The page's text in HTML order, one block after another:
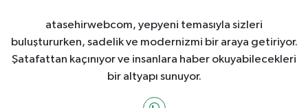
atasehirwebcom, yepyeni temasıyla sizleri
buluştururken, sadelik ve modernizmi bir araya getiriyor.
Şatafattan kaçınıyor ve insanlara haber okuyabilecekleri
bir altyapı sunuyor.